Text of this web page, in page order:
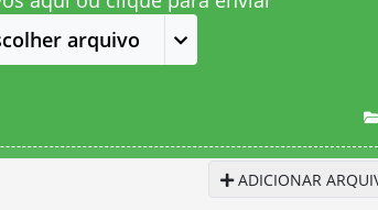
arquivo
ADICIONAR